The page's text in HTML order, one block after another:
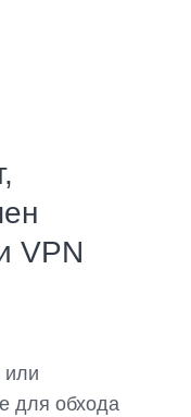
VPN
или
для обхода